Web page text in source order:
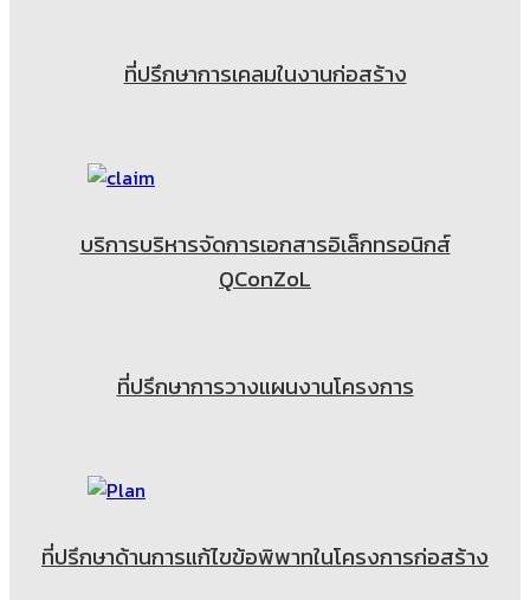
ที่ปรึกษาการเคลมในงานก่อสร้าง
บริการบริหารจัดการเอกสารอิเล็กทรอนิกส์
QConZoL
ที่ปรึกษาการวางแผนงานโครงการ
ที่ปรึกษาด้านการแก้ไขข้อพิพาทในโครงการก่อสร้าง